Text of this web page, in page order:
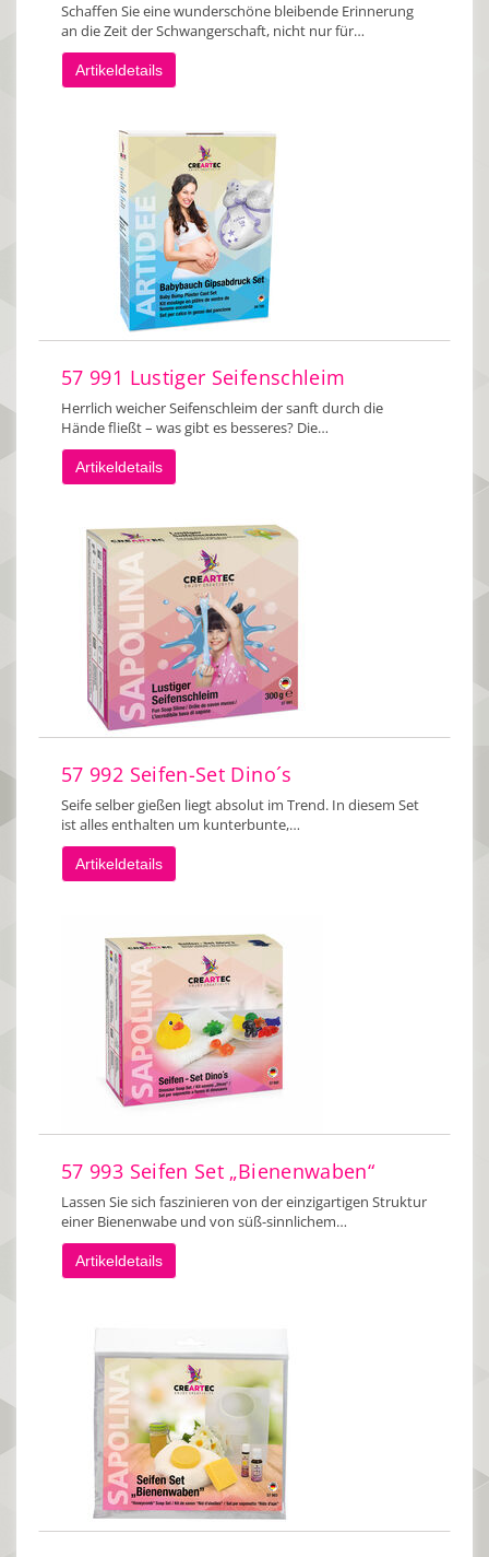
Schaffen Sie eine wunderschöne bleibende Erinnerung
an die Zeit der Schwangerschaft, nicht nur für…
Artikeldetails
57 991 Lustiger Seifenschleim
Herrlich weicher Seifenschleim der sanft durch die
Hände fließt – was gibt es besseres? Die…
Artikeldetails
57 992 Seifen-Set Dino´s
Seife selber gießen liegt absolut im Trend. In diesem Set
ist alles enthalten um kunterbunte,…
Artikeldetails
57 993 Seifen Set „Bienenwaben“
Lassen Sie sich faszinieren von der einzigartigen Struktur
einer Bienenwabe und von süß-sinnlichem…
Artikeldetails